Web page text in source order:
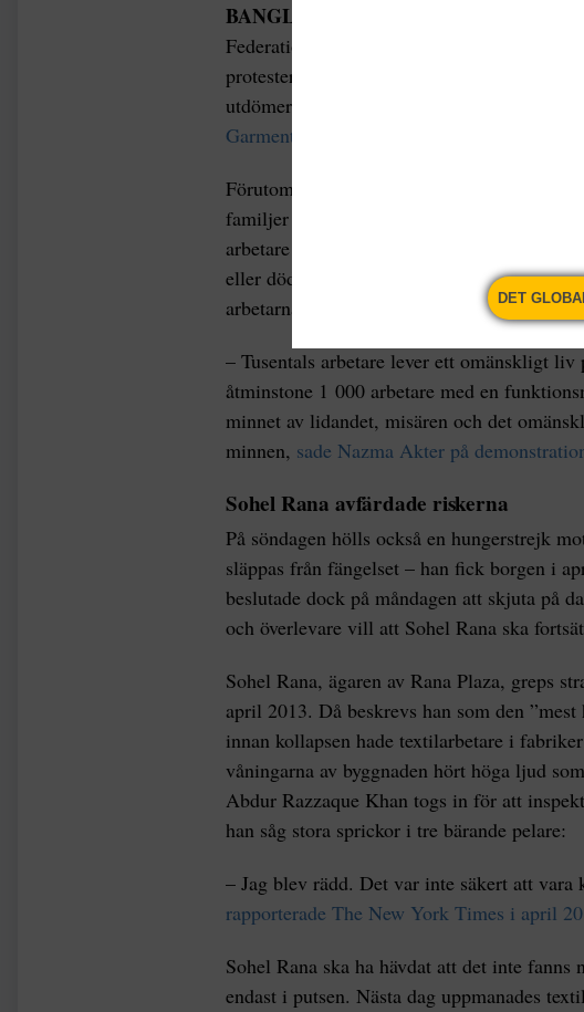
BANGLADESH |
Federation of Workers Solidarity var två av
protesterade på söndagen. De krävde bland
utdömer ”det högsta straffet för ägarna av
Garments Sramik Federations ordförande
Förutom att 1 138 textilarbetare miste livet,
familjer förlorade sin försörjning.
arbetare ska ersättas och få rehabilitering,
eller dödades i katastrofen ska erbjudas
arbetarna inom industrin.
– Tusentals arbetare lever ett omänskligt
åtminstone 1 000 arbetare med en
minnet av lidandet, misären och det
minnen, sade Nazma Akter på
Sohel Rana avfärdade riskerna
På söndagen hölls också en hungerstrejk
släppas från fängelset – han fick borgen i
beslutade dock på måndagen att skjuta på
och överlevare vill att Sohel Rana ska
Sohel Rana, ägaren av Rana Plaza, greps
april 2013. Då beskrevs han som den
innan kollapsen hade textilarbetare i
våningarna av byggnaden hört höga ljud
Abdur Razzaque Khan togs in för att
han såg stora sprickor i tre bärande pelare:
– Jag blev rädd. Det var inte säkert att vara
rapporterade The New York Times i april
Sohel Rana ska ha hävdat att det inte
endast i putsen. Nästa dag uppmanades
DET